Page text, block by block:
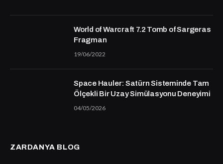
World of Warcraft 7.2 Tomb of Sargeras
Fragman
19/06/2022
Space Hauler: Satürn Sisteminde Tam
Ölçekli Bir Uzay Simülasyonu Deneyimi
04/05/2026
ZARDANYA BLOG